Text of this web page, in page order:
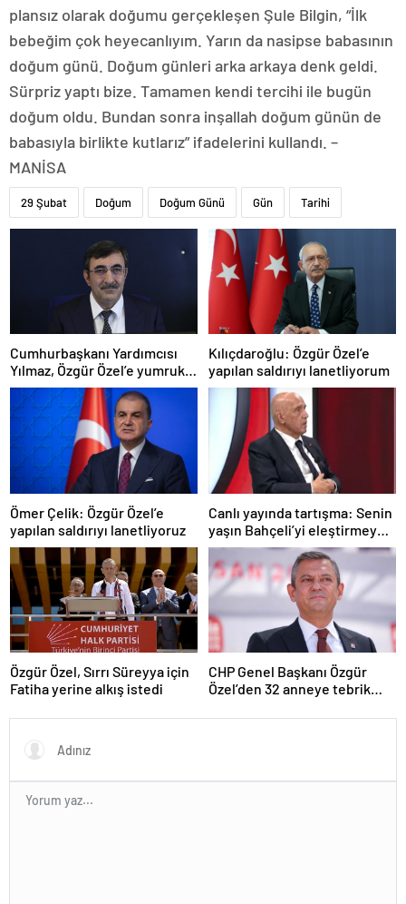
plansız olarak doğumu gerçekleşen Şule Bilgin, “İlk
bebeğim çok heyecanlıyım. Yarın da nasipse babasının
doğum günü. Doğum günleri arka arkaya denk geldi.
Sürpriz yaptı bize. Tamamen kendi tercihi ile bugün
doğum oldu. Bundan sonra inşallah doğum günün de
babasıyla birlikte kutlarız” ifadelerini kullandı. –
MANİSA
29 Şubat Doğum Doğum Günü Gün Tarihi
Cumhurbaşkanı Yardımcısı
Yılmaz, Özgür Özel’e yumruklu
saldırıyı kınadı
Kılıçdaroğlu: Özgür Özel’e
yapılan saldırıyı lanetliyorum
Ömer Çelik: Özgür Özel’e
yapılan saldırıyı lanetliyoruz
Canlı yayında tartışma: Senin
yaşın Bahçeli’yi eleştirmeye
yetmez
Özgür Özel, Sırrı Süreyya için
Fatiha yerine alkış istedi
CHP Genel Başkanı Özgür
Özel’den 32 anneye tebrik